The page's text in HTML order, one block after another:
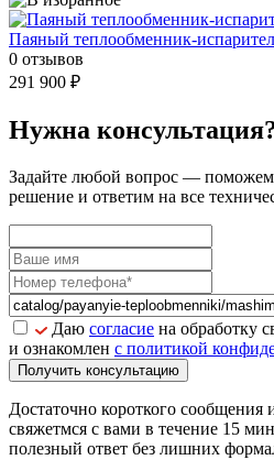
Паяный теплообменник-
0 отзывов
291 900 ₽
Нужна
Задайте любой вопрос — поможем
решение и ответим на все
Даю согласие на обработку
и ознакомлен с политикой
Получить консультацию
Достаточно короткого
свяжетмся с вами в течение 15
полезный ответ без лишних